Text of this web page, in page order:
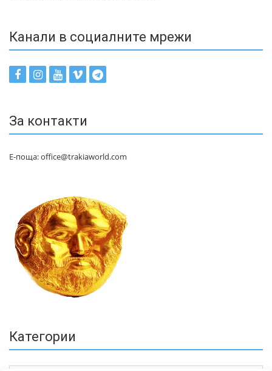
Канали в социалните мрежи
За контакти
Е-поща: office@trakiaworld.com
Категории